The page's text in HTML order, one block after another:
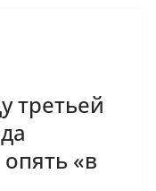
третьей
«в